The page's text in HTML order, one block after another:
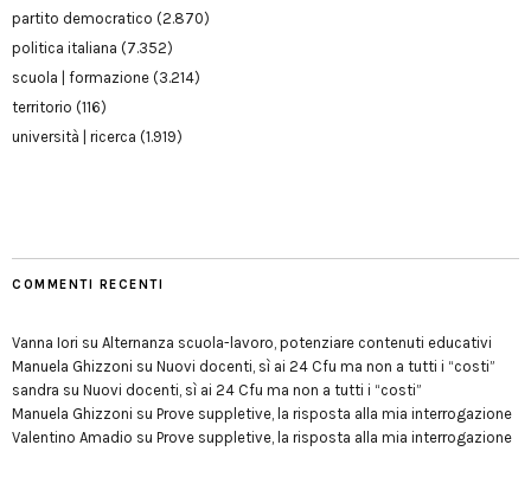
partito democratico (2.870)
politica italiana (7.352)
scuola | formazione (3.214)
territorio (116)
università | ricerca (1.919)
COMMENTI RECENTI
Vanna Iori su Alternanza scuola-lavoro, potenziare contenuti educativi
Manuela Ghizzoni su Nuovi docenti, sì ai 24 Cfu ma non a tutti i “costi”
sandra su Nuovi docenti, sì ai 24 Cfu ma non a tutti i “costi”
Manuela Ghizzoni su Prove suppletive, la risposta alla mia interrogazione
Valentino Amadio su Prove suppletive, la risposta alla mia interrogazione